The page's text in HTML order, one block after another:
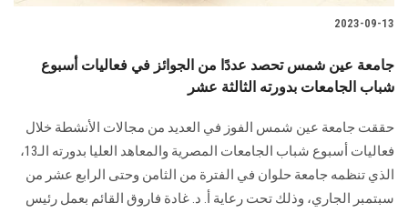
2023-09-13
جامعة عين شمس تحصد عددًا من الجوائز في فعاليات أسبوع
شباب الجامعات بدورته الثالثة عشر
حققت جامعة عين شمس الفوز في العديد من مجالات الأنشطة خلال
فعاليات أسبوع شباب الجامعات المصرية والمعاهد العليا بدورته الـ13،
الذي تنظمه جامعة حلوان في الفترة من الثامن وحتى الرابع عشر من
سبتمبر الجاري، وذلك تحت رعاية أ. د. غادة فاروق القائم بعمل رئيس